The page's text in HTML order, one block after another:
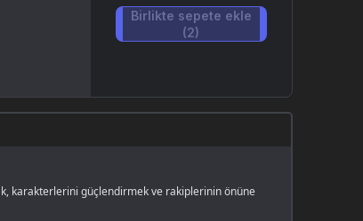
Birlikte sepete ekle
(2)
karakterlerini güçlendirmek ve rakiplerinin önüne